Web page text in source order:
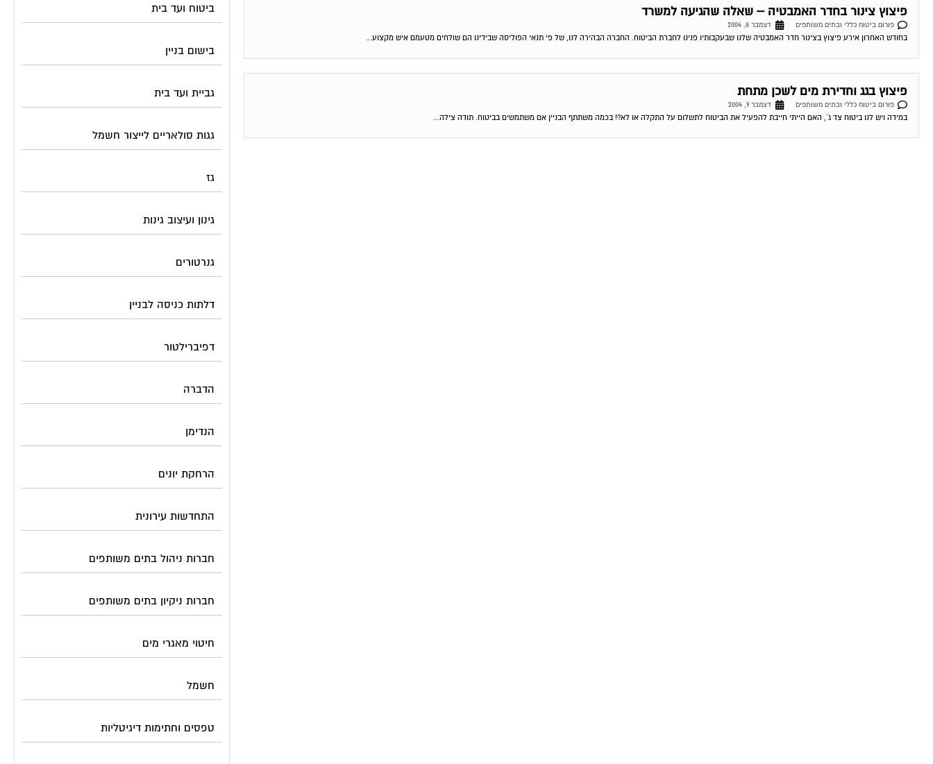
פיצוץ צינור בחדר האמבטיה – שאלה שהגיעה למשרד
פורום ביטוח כללי ובתים משותפים
דצמבר 8, 2004
בחודש האחרון אירע פיצוץ בצינור חדר האמבטיה שלנו שבעקבותיו פנינו לחברת הביטוח. החברה הבהירה לנו, של פי תנאי הפוליסה שבידינו הם שולחים מטעמם איש מקצוע...
פיצוץ בגג וחדירת מים לשכן מתחת
פורום ביטוח כללי ובתים משותפים
דצמבר 9, 2004
במידה ויש לנו ביטוח צד ג´, האם הייתי חייבת להפעיל את הביטוח לתשלום על התקלה או לא?! בכמה משתתף הבניין אם משתמשים בביטוח. תודה צילה...
ביטוח ועד בית
בישום בניין
גביית ועד בית
גגות סולאריים לייצור חשמל
גז
גינון ועיצוב גינות
גנרטורים
דלתות כניסה לבניין
דפיברילטור
הדברה
הנדימן
הרחקת יונים
התחדשות עירונית
חברות ניהול בתים משותפים
חברות ניקיון בתים משותפים
חיטוי מאגרי מים
חשמל
טפסים וחתימות דיגיטליות